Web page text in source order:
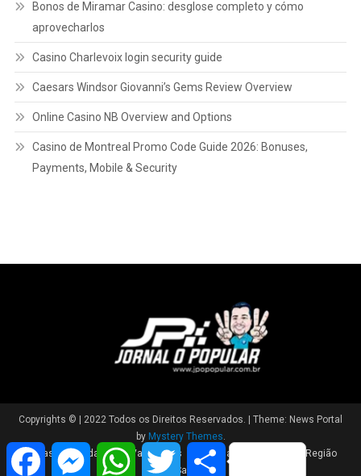
Bonos de Miramar Casino: desglose completo y cómo
aprovecharlos
Casino Charlevoix login security guide
Caesars Windsor Giovanni’s Gems Review Overview
Online Casino NB Overview and Options
Casino de Montreal Promo Code Guide 2026: Bonuses,
Payments, Mobile & Security
Copyrights © | 2022 Todos os Direitos Reservados. | Theme: News Portal
by Mystery Themes
Brasil
Cidade Variedades Polícia
Região
Saúde
FacebookMessengerWhatsAppTwitter Share